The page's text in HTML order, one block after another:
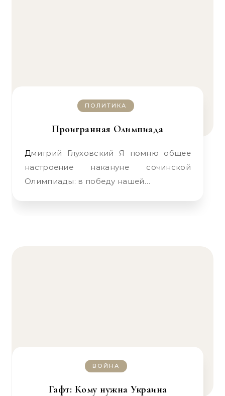
ПОЛИТИКА
Проигранная Олимпиада
Дмитрий Глуховский Я помню общее
настроение накануне cочинской
Олимпиады: в победу нашей…
ВОЙНА
Гафт: Кому нужна Украина